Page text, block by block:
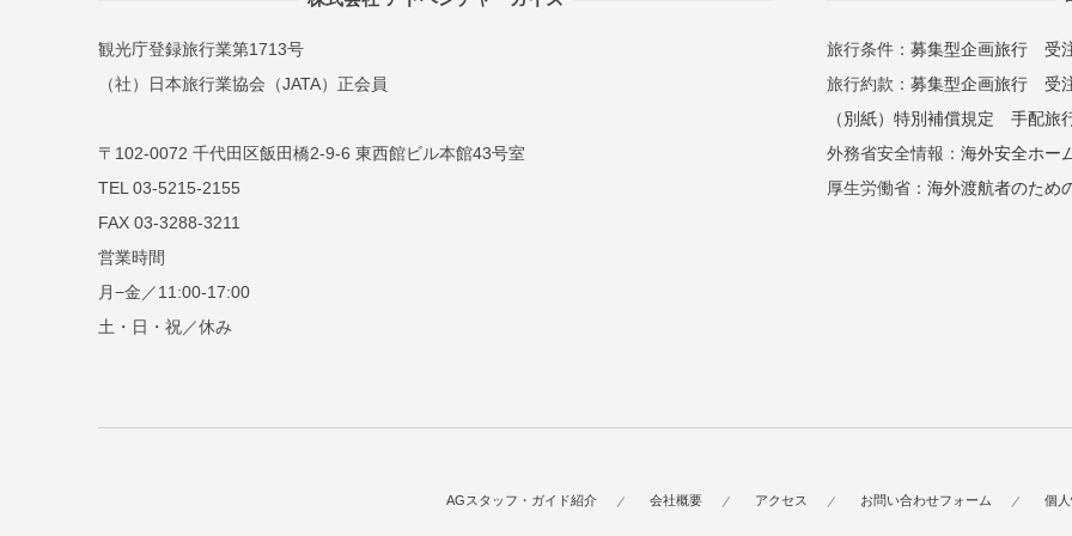
観光庁登録旅行業第1713号
（社）日本旅行業協会（JATA）正会員
〒102-0072 千代田区飯田橋2-9-6 東西館ビル本館43号室
TEL 03-5215-2155
FAX 03-3288-3211
営業時間
月−金／11:00-17:00
土・日・祝／休み
旅行条件： 募集型企画旅行
受
旅行約款： 募集型企画旅行
受
（別紙）特別補償規定
手配旅
外務省安全情報： 海外安全ホー
厚生労働省： 海外渡航者のため
AGスタッフ・ガイド紹介 会社概要 アクセス お問い合わせフォーム 個